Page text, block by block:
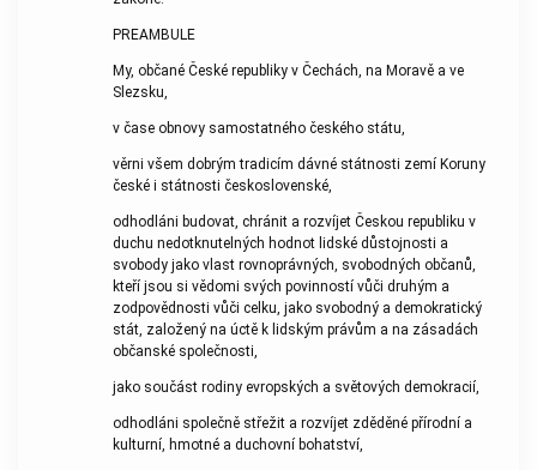
PREAMBULE
My, občané České republiky v Čechách, na Moravě a ve
Slezsku,
v čase obnovy samostatného českého státu,
věrni všem dobrým tradicím dávné státnosti zemí Koruny
české i státnosti československé,
odhodláni budovat, chránit a rozvíjet Českou republiku v
duchu nedotknutelných hodnot lidské důstojnosti a
svobody jako vlast rovnoprávných, svobodných občanů,
kteří jsou si vědomi svých povinností vůči druhým a
zodpovědnosti vůči celku, jako svobodný a demokratický
stát, založený na úctě k lidským právům a na zásadách
občanské společnosti,
jako součást rodiny evropských a světových demokracií,
odhodláni společně střežit a rozvíjet zděděné přírodní a
kulturní, hmotné a duchovní bohatství,